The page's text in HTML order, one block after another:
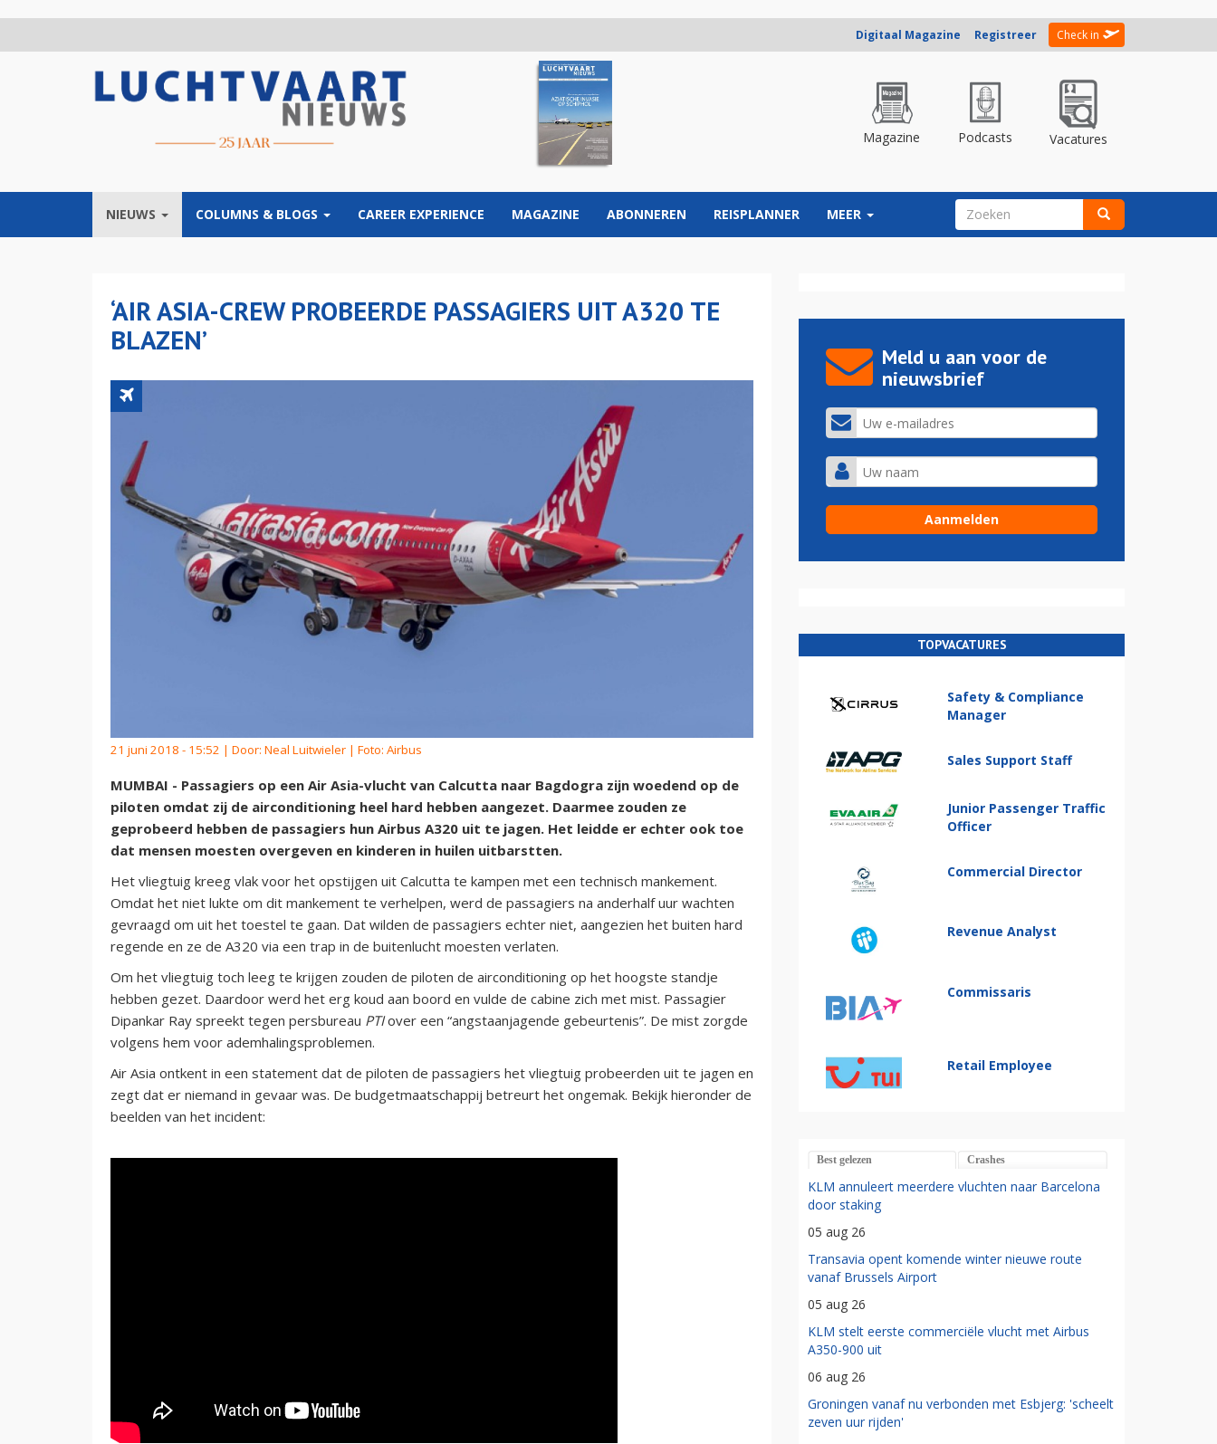
Digitaal Magazine Registreer Check in
Magazine Podcasts Vacatures
NIEUWS COLUMNS & BLOGS CAREER EXPERIENCE MAGAZINE ABONNEREN REISPLANNER MEER ZOEKVELD
‘AIR ASIA-CREW PROBEERDE PASSAGIERS UIT A320 TE
BLAZEN’
21 juni 2018 - 15:52 | Door: Neal Luitwieler | Foto: Airbus
MUMBAI - Passagiers op een Air Asia-vlucht van Calcutta naar Bagdogra zijn woedend op de
piloten omdat zij de airconditioning heel hard hebben aangezet. Daarmee zouden ze
geprobeerd hebben de passagiers hun Airbus A320 uit te jagen. Het leidde er echter ook toe
dat mensen moesten overgeven en kinderen in huilen uitbarstten.
Het vliegtuig kreeg vlak voor het opstijgen uit Calcutta te kampen met een technisch mankement.
Omdat het niet lukte om dit mankement te verhelpen, werd de passagiers na anderhalf uur wachten
gevraagd om uit het toestel te gaan. Dat wilden de passagiers echter niet, aangezien het buiten hard
regende en ze de A320 via een trap in de buitenlucht moesten verlaten.
Om het vliegtuig toch leeg te krijgen zouden de piloten de airconditioning op het hoogste standje
hebben gezet. Daardoor werd het erg koud aan boord en vulde de cabine zich met mist. Passagier
Dipankar Ray spreekt tegen persbureau PTIover een “angstaanjagende gebeurtenis”. De mist zorgde
volgens hem voor ademhalingsproblemen.
Air Asia ontkent in een statement dat de piloten de passagiers het vliegtuig probeerden uit te jagen en
zegt dat er niemand in gevaar was. De budgetmaatschappij betreurt het ongemak. Bekijk hieronder de
beelden van het incident:
Meld u aan voor de
nieuwsbrief
TOPVACATURES
Safety & Compliance
Manager
Sales Support Staff
Junior Passenger Traffic
Officer
Commercial Director
Revenue Analyst
Commissaris
Retail Employee
Best gelezen Crashes
KLM annuleert meerdere vluchten naar Barcelona
door staking
05 aug 26
Transavia opent komende winter nieuwe route
vanaf Brussels Airport
05 aug 26
KLM stelt eerste commerciële vlucht met Airbus
A350-900 uit
06 aug 26
Groningen vanaf nu verbonden met Esbjerg: 'scheelt
zeven uur rijden'